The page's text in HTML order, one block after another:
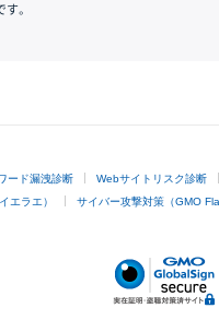
。
ード漏洩診断 Webサイトリスク診断
エラエ） サイバー攻撃対策（GMO